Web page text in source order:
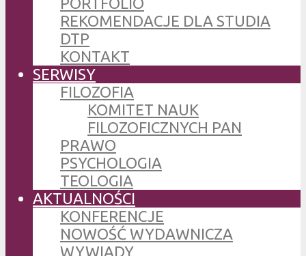
REKOMENDACJE DLA STUDIA
DTP
KONTAKT
SERWISY
FILOZOFIA
KOMITET NAUK
FILOZOFICZNYCH PAN
PRAWO
PSYCHOLOGIA
TEOLOGIA
AKTUALNOŚCI
KONFERENCJE
NOWOŚĆ WYDAWNICZA
WYWIADY